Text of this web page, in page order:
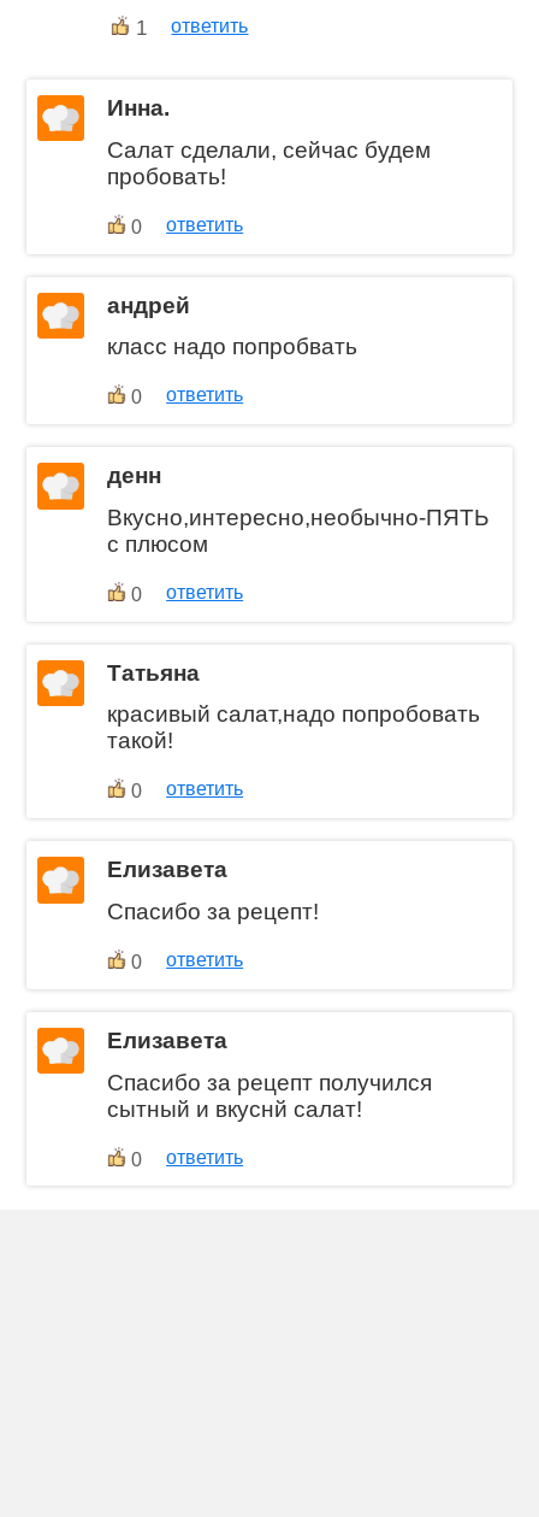
1 ответить
Инна.
Салат сделали, сейчас будем
пробовать!
0 ответить
андрей
класс надо попробвать
0 ответить
денн
Вкусно,интересно,необычно-ПЯТЬ
с плюсом
0 ответить
Татьяна
красивый салат,надо попробовать
такой!
0 ответить
Елизавета
Спасибо за рецепт!
0 ответить
Елизавета
Спасибо за рецепт получился
сытный и вкуснй салат!
0 ответить